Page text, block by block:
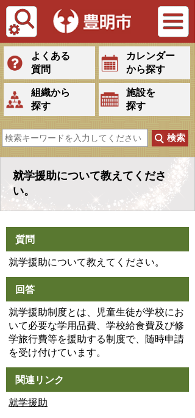
Tiếng Việt
よくある
質問
カレンダー
から探す
組織から
探す
施設を
探す
就学援助について教えてくださ
い。
質問
就学援助について教えてください。
回答
就学援助制度とは、児童生徒が学校にお
いて必要な学用品費、学校給食費及び修
学旅行費等を援助する制度で、随時申請
を受け付けています。
関連リンク
就学援助